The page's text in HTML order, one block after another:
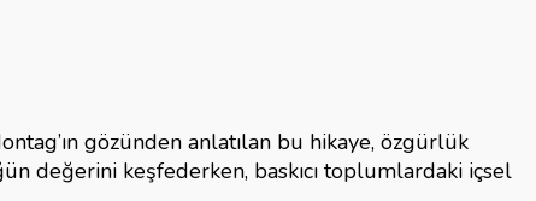
gözünden anlatılan bu hikaye, özgürlük
değerini keşfederken, baskıcı toplumlardaki içsel